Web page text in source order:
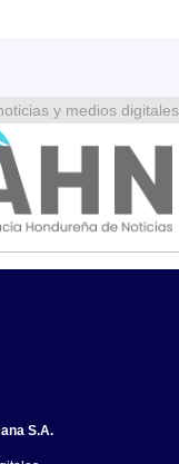
y medios digitales
S.A.